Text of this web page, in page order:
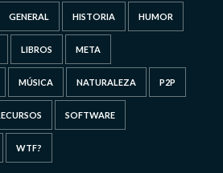
GENERAL HISTORIA HUMOR
LIBROS META
MÚSICA NATURALEZA P2P
SOFTWARE
WTF?